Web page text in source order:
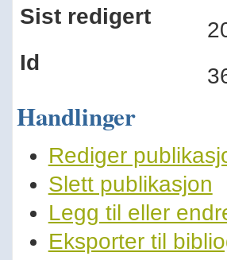
Sist redigert
Id
Handlinger
Rediger
Slett publikasjon
Legg til eller
Eksporter til